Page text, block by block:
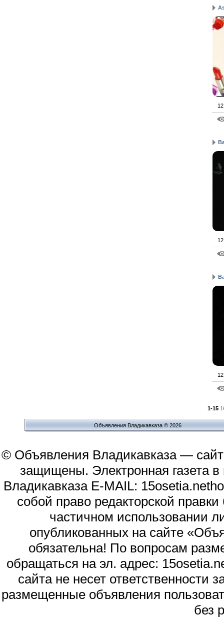
1-15
Объявления Владикавказа © 2026
© Объявления Владикавказа —
защищены. Электронная газета
Владикавказа E-MAIL:
собой право редакторской
частичном использовании
опубликованных на сайте
обязательна! По вопросам
обращаться на эл. адрес:
сайта не несет
размещенные объявления
без